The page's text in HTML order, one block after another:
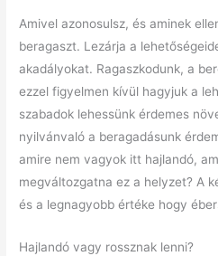
Amivel azonosulsz, és aminek
beragaszt. Lezárja a
akadályokat. Ragaszkodunk, a
ezzel figyelmen kívül hagyjuk a
szabadok lehessünk érdemes
nyilvánvaló a beragadásunk
amire nem vagyok itt hajlandó,
megváltozgatna ez a helyzet? A
és a legnagyobb értéke hogy
Hajlandó vagy rossznak lenni?